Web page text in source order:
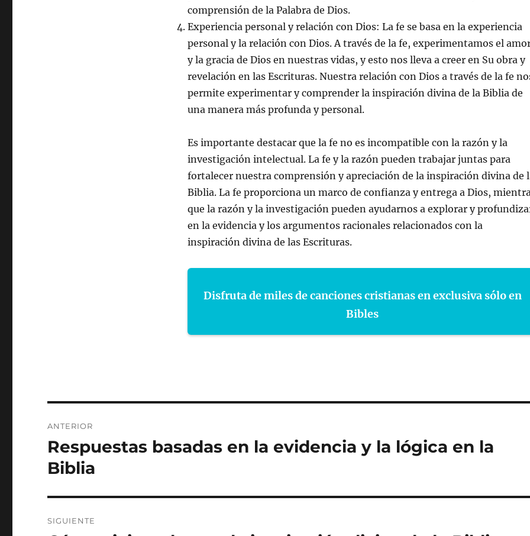
comprensión de la Palabra de Dios.
Experiencia personal y relación con Dios: La fe se basa en la experiencia
personal y la relación con Dios. A través de la fe, experimentamos el
y la gracia de Dios en nuestras vidas, y esto nos lleva a creer en Su obra y
revelación en las Escrituras. Nuestra relación con Dios a través de la fe
permite experimentar y comprender la inspiración divina de la Biblia de
una manera más profunda y personal.
Es importante destacar que la fe no es incompatible con la razón y la
investigación intelectual. La fe y la razón pueden trabajar juntas para
fortalecer nuestra comprensión y apreciación de la inspiración divina de
Biblia. La fe proporciona un marco de confianza y entrega a Dios,
que la razón y la investigación pueden ayudarnos a explorar y
en la evidencia y los argumentos racionales relacionados con la
inspiración divina de las Escrituras.
Disfruta de miles de canciones cristianas en exclusiva sólo en
Bibles
de
entradas
ANTERIOR
Entrada
anterior:
Respuestas basadas en la evidencia y la lógica en la
Biblia
SIGUIENTE